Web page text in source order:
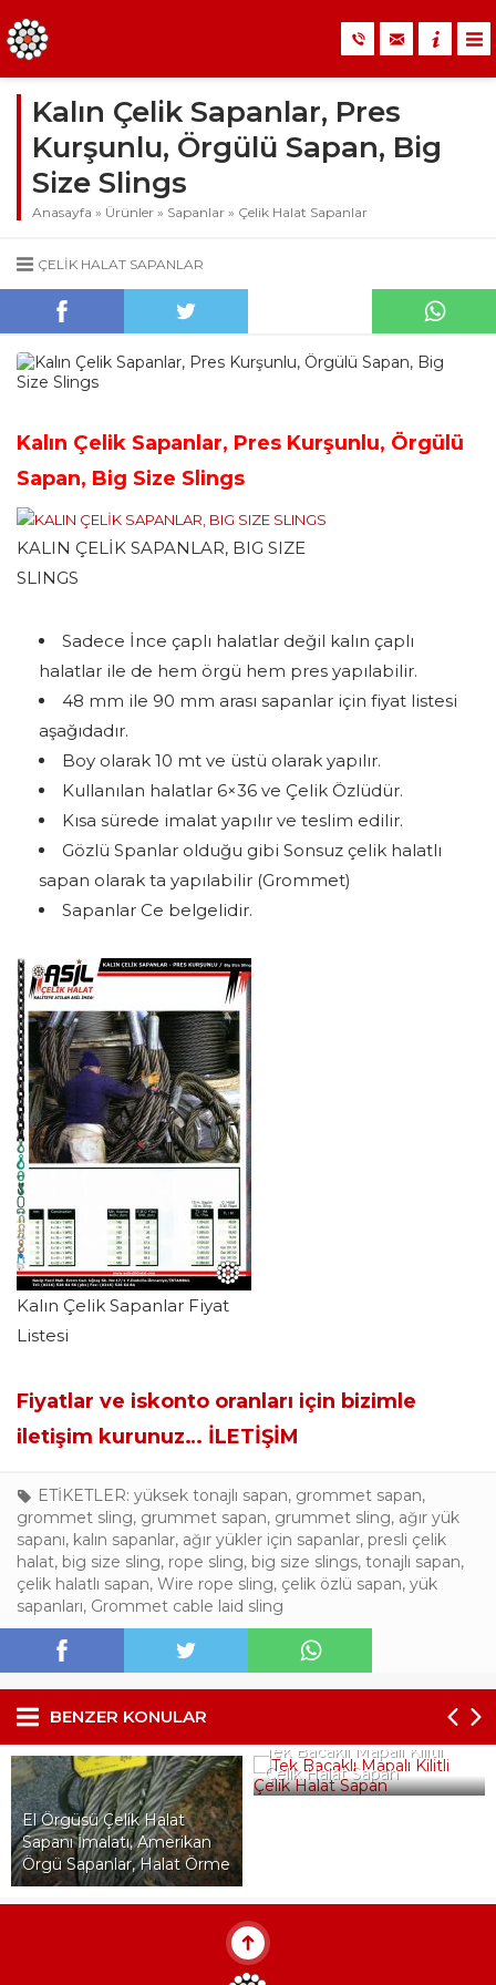
Kalın Çelik Sapanlar, Pres
Kurşunlu, Örgülü Sapan, Big
Size Slings
Anasayfa » Ürünler » Sapanlar » Çelik Halat Sapanlar
ÇELIK HALAT SAPANLAR
Kalın Çelik Sapanlar, Pres Kurşunlu, Örgülü
Sapan, Big Size Slings
KALIN ÇELİK SAPANLAR, BIG SIZE
SLINGS
Sadece İnce çaplı halatlar değil kalın çaplı
halatlar ile de hem örgü hem pres yapılabilir.
48 mm ile 90 mm arası sapanlar için fiyat listesi
aşağıdadır.
Boy olarak 10 mt ve üstü olarak yapılır.
Kullanılan halatlar 6×36 ve Çelik Özlüdür.
Kısa sürede imalat yapılır ve teslim edilir.
Gözlü Spanlar olduğu gibi Sonsuz çelik halatlı
sapan olarak ta yapılabilir (Grommet)
Sapanlar Ce belgelidir.
Kalın Çelik Sapanlar Fiyat
Listesi
Fiyatlar ve iskonto oranları için bizimle
iletişim kurunuz… İLETİŞİM
ETİKETLER: yüksek tonajlı sapan, grommet sapan,
grommet sling, grummet sapan, grummet sling, ağır yük
sapanı, kalın sapanlar, ağır yükler için sapanlar, presli çelik
halat, big size sling, rope sling, big size slings, tonajlı sapan,
çelik halatlı sapan, Wire rope sling, çelik özlü sapan, yük
sapanları, Grommet cable laid sling
BENZER KONULAR
El Örgüsü Çelik Halat
Sapanı İmalatı, Amerikan
Örgü Sapanlar, Halat Örme
Tek Bacaklı Mapalı Kilitli
Çelik Halat Sapan